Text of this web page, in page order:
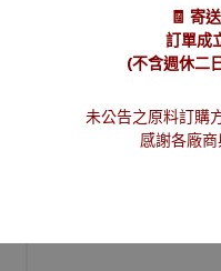
🧾 寄
訂單成
(不含週休二
未公告之原料訂購
感謝各廠